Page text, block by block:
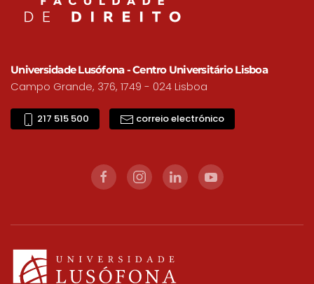
Universidade Lusófona - Centro Universitário Lisboa
Campo Grande, 376, 1749 - 024 Lisboa
217 515 500 correio electrónico